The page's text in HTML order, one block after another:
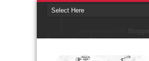
Blogger
Denunciar abuso